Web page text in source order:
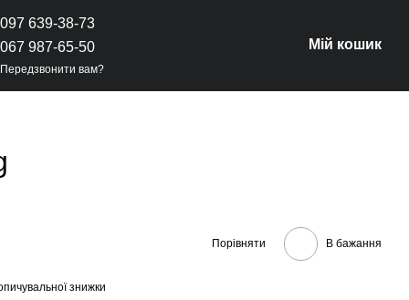
097 639-38-73
067 987-65-50
Передзвонити вам?
Мій кошик
Порівняти В бажання
знижки